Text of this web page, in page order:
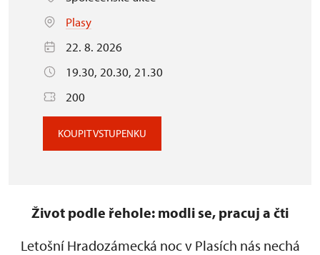
Plasy
22. 8. 2026
19.30, 20.30, 21.30
200
KOUPIT VSTUPENKU
Život podle řehole: modli se, pracuj a čti
Letošní Hradozámecká noc v Plasích nás nechá